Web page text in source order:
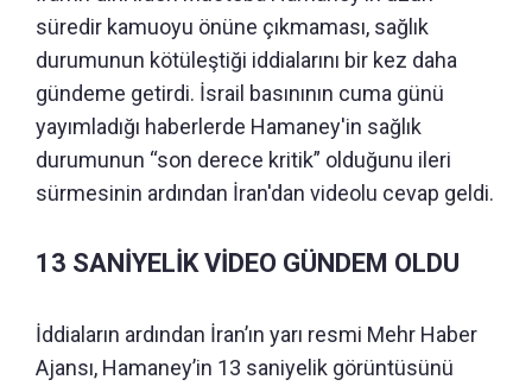
süredir kamuoyu önüne çıkmaması, sağlık
durumunun kötüleştiği iddialarını bir kez daha
gündeme getirdi. İsrail basınının cuma günü
yayımladığı haberlerde Hamaney'in sağlık
durumunun “son derece kritik” olduğunu ileri
sürmesinin ardından İran'dan videolu cevap geldi.
13 SANİYELİK VİDEO GÜNDEM OLDU
İddiaların ardından İran’ın yarı resmi Mehr Haber
Ajansı, Hamaney’in 13 saniyelik görüntüsünü